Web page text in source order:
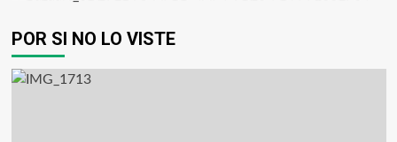
POR SI NO LO VISTE